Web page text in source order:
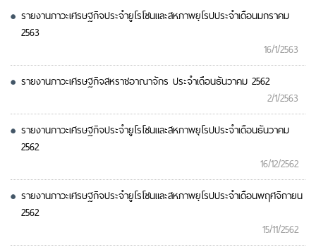
รายงานภาวะเศรษฐกิจประจำยูโรโซนและสหภาพยุโรปประจำเดือนมกราคม
2563
16/1/2563
รายงานภาวะเศรษฐกิจสหราชอาณาจักร ประจำเดือนธันวาคม 2562
2/1/2563
รายงานภาวะเศรษฐกิจประจำยูโรโซนและสหภาพยุโรปประจำเดือนธันวาคม
2562
16/12/2562
รายงานภาวะเศรษฐกิจประจำยูโรโซนและสหภาพยุโรปประจำเดือนพฤศจิกายน
2562
15/11/2562